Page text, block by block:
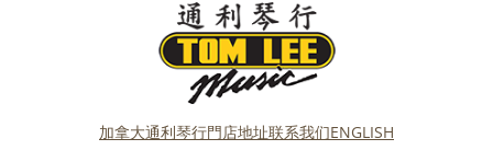
加拿大通利琴行門店地址联系我们ENGLISH